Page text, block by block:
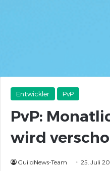
Entwickler PvP
PvP:
wird
GuildNews-Team 25. Juli